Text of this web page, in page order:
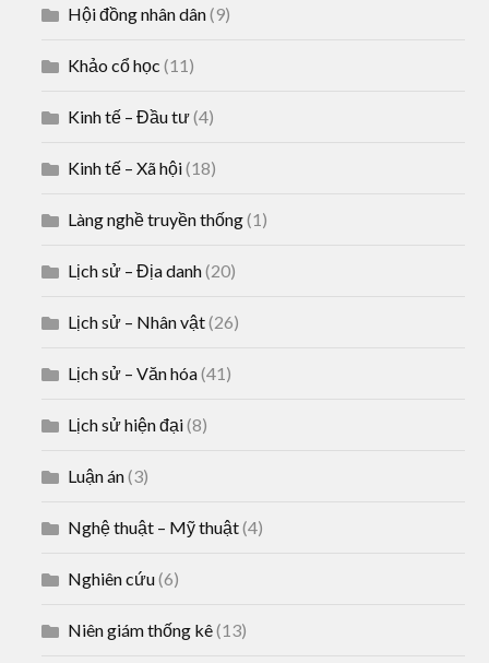
Hội đồng nhân dân(9)
Khảo cổ học (11)
Kinh tế – Đầu tư(4)
Kinh tế – Xã hội(18)
Làng nghề truyền thống(1)
Lịch sử – Địa danh(20)
Lịch sử – Nhân vật(26)
Lịch sử – Văn hóa(41)
Lịch sử hiện đại(8)
Luận án(3)
Nghệ thuật – Mỹ thuật(4)
Nghiên cứu(6)
Niên giám thống kê(13)